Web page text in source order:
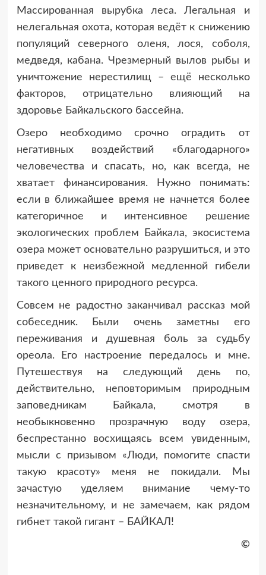
Массированная вырубка леса. Легальная и
нелегальная охота, которая ведёт к снижению
популяций северного оленя, лося, соболя,
медведя, кабана. Чрезмерный вылов рыбы и
уничтожение нерестилищ – ещё несколько
факторов, отрицательно влияющий на
здоровье Байкальского бассейна.
Озеро необходимо срочно оградить от
негативных воздействий «благодарного»
человечества и спасать, но, как всегда, не
хватает финансирования. Нужно понимать:
если в ближайшее время не начнется более
категоричное и интенсивное решение
экологических проблем Байкала, экосистема
озера может основательно разрушиться, и это
приведет к неизбежной медленной гибели
такого ценного природного ресурса.
Совсем не радостно заканчивал рассказ мой
собеседник. Были очень заметны его
переживания и душевная боль за судьбу
ореола. Его настроение передалось и мне.
Путешествуя на следующий день по,
действительно, неповторимым природным
заповедникам Байкала, смотря в
необыкновенно прозрачную воду озера,
беспрестанно восхищаясь всем увиденным,
мысли с призывом «Люди, помогите спасти
такую красоту» меня не покидали. Мы
зачастую уделяем внимание чему-то
незначительному, и не замечаем, как рядом
гибнет такой гигант – БАЙКАЛ!
©